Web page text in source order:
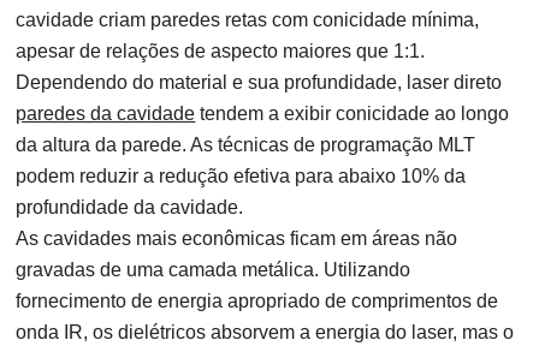
cavidade criam paredes retas com conicidade mínima,
apesar de relações de aspecto maiores que 1:1.
Dependendo do material e sua profundidade, laser direto
paredes da cavidade tendem a exibir conicidade ao longo
da altura da parede. As técnicas de programação MLT
podem reduzir a redução efetiva para abaixo 10% da
profundidade da cavidade.
As cavidades mais econômicas ficam em áreas não
gravadas de uma camada metálica. Utilizando
fornecimento de energia apropriado de comprimentos de
onda IR, os dielétricos absorvem a energia do laser, mas o